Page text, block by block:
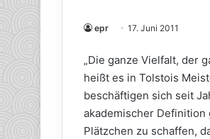
epr 17. Juni 2011
„Die ganze Vielfalt, der
heißt es in Tolstois
beschäftigen sich seit
akademischer Definition
Plätzchen zu schaffen,